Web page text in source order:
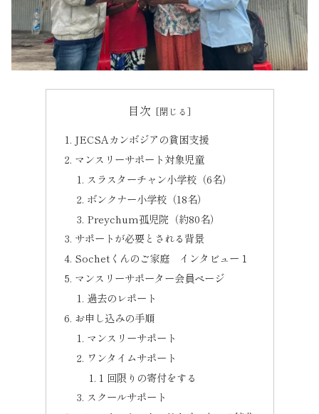
目次
JECSAカンボジアの貧困支援
マンスリーサポート対象児童
スラスターチャン小学校（6名）
ボンクナー小学校（18名）
Preychum孤児院（約80名）
サポートが必要とされる背景
Sochetくんのご家庭 インタビュー１
マンスリーサポーター会員ページ
過去のレポート
お申し込みの手順
マンスリーサポート
ワンタイムサポート
1 回限りの寄付をする
スクールサポート